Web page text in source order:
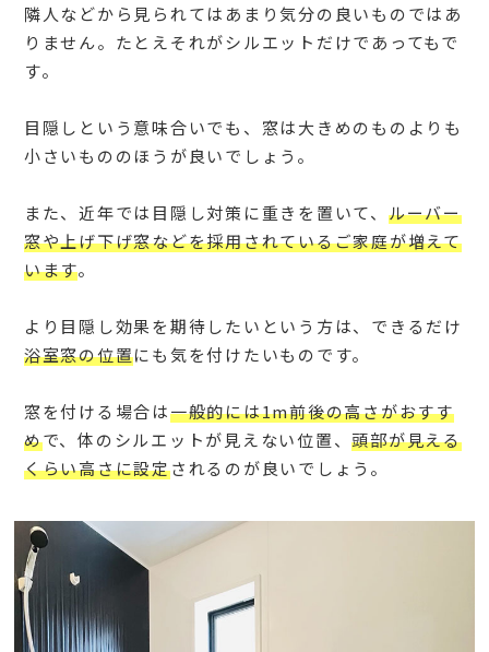
隣人などから見られてはあまり気分の良いものではあ
りません。たとえそれがシルエットだけであってもで
す。
目隠しという意味合いでも、窓は大きめのものよりも
小さいもののほうが良いでしょう。
また、近年では目隠し対策に重きを置いて、 ルーバー
窓や上げ下げ窓などを採用されているご家庭が増えて
います。
より目隠し効果を期待したいという方は、できるだけ
浴室窓の位置にも気を付けたいものです。
窓を付ける場合は一般的には1m前後の高さがおすす
めで、体のシルエットが見えない位置、頭部が見える
くらい高さに設定されるのが良いでしょう。